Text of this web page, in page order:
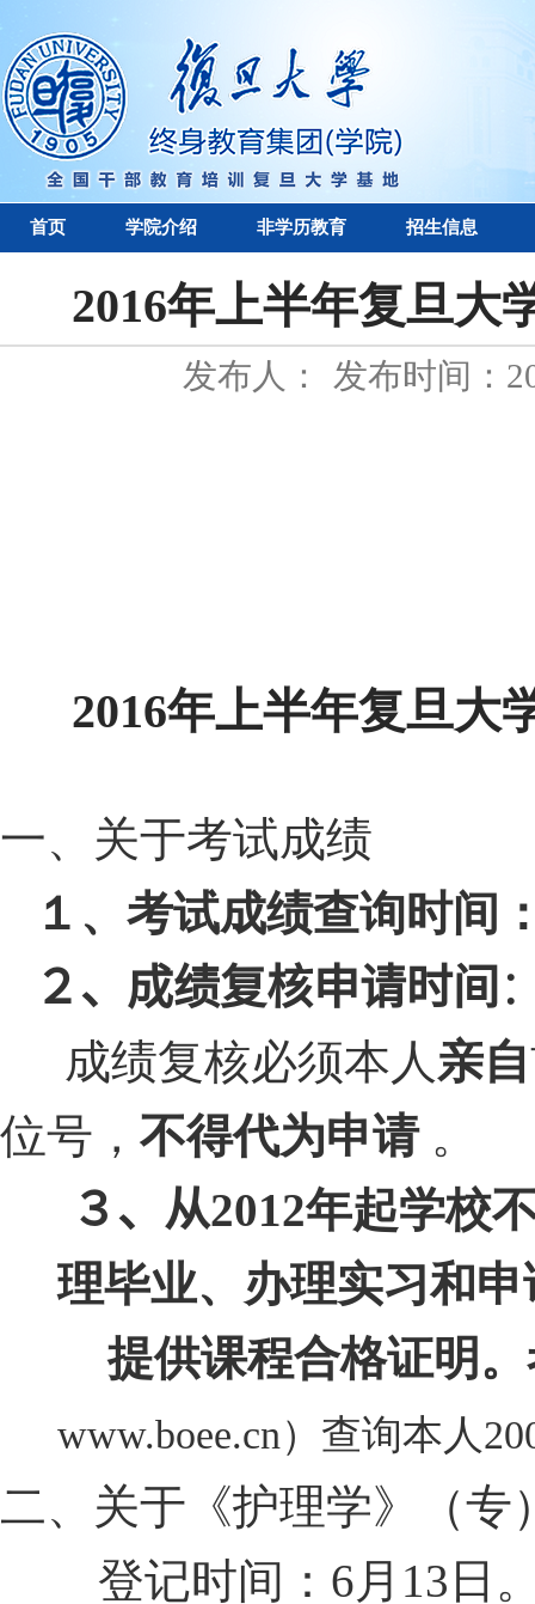
首页 学院介绍 非学历教育 招生信息
2016年上半年复旦大
发布人： 发布时间：
2016年上半年复旦大
一、关于考试成绩
１、考试成绩查询时间
２、成绩复核申请时间
成绩复核必须本人 亲自
位号， 不得代为申请
３、从2012年起学校
理毕业、办理实习和
提供课程合格证明
www.boee.cn）查询本人
二、关于《护理学》（专
登记时间： 6月 13 日